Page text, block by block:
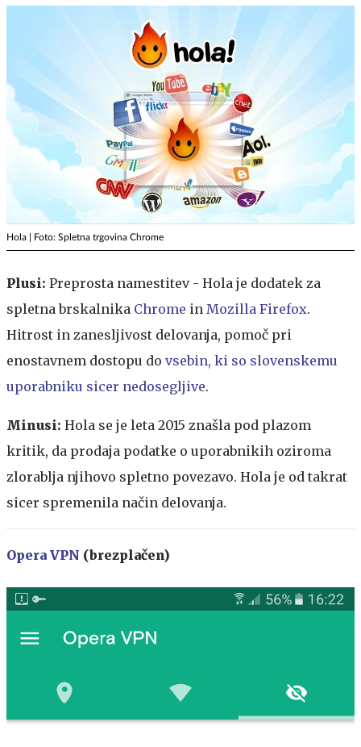
Hola | Foto: Spletna trgovina Chrome
Plusi: Preprosta namestitev - Hola je dodatek za
spletna brskalnika Chrome in Mozilla Firefox.
Hitrost in zanesljivost delovanja, pomoč pri
enostavnem dostopu do vsebin, ki so slovenskemu
uporabniku sicer nedosegljive.
Minusi: Hola se je leta 2015 znašla pod plazom
kritik, da prodaja podatke o uporabnikih oziroma
zlorablja njihovo spletno povezavo. Hola je od takrat
sicer spremenila način delovanja.
Opera VPN (brezplačen)